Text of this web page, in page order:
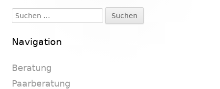
Seitenleiste
Suchen
nach:
Navigation
Beratung
Paarberatung